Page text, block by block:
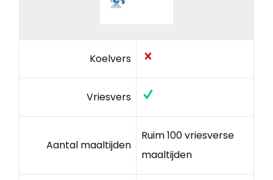
Koelvers
Vriesvers
Aantal maaltijden
Ruim 100 vriesverse
maaltijden